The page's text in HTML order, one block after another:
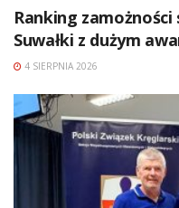
Ranking
Suwałki z dużym
4 SIERPNIA 2026